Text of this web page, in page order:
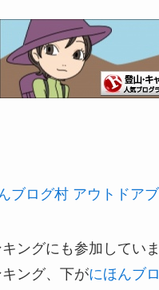
ングにも参加してい
ング、下がにほんブ